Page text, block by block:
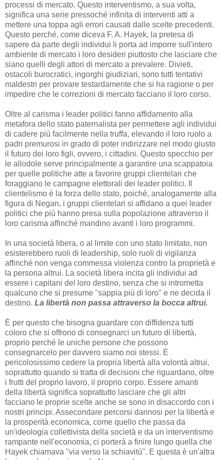
processi di mercato. Questo interventismo, a sua volta,
significa una serie pressoché infinita di interventi atti a
mettere una toppa agli errori causati dalle scelte precedenti.
Questo perché, come diceva F. A. Hayek, la pretesa di
sapere da parte degli individui li porta ad imporre sull'intero
ambiente di mercato i loro desideri piuttosto che lasciare che
siano quelli degli attori di mercato a prevalere. Divieti,
ostacoli burocratici, ingorghi giudiziari, sono tutti tentativi
maldestri per provare testardamente che si ha ragione o per
impedire che le correzioni di mercato facciano il loro corso.
Oltre al carisma i leader politici fanno affidamento alla
metafora dello stato paternalista per permettere agli individui
di cadere più facilmente nella truffa, elevando il loro ruolo a
padri premurosi in grado di poter indirizzare nel modo giusto
il futuro dei loro figli, ovvero, i cittadini. Questo specchio per
le allodole serve principalmente a garantire una scappatoia
per quelle politiche atte a favorire gruppi clientelari che
foraggiano le campagne elettorali dei leader politici. Il
clientelismo è la forza dello stato, poiché, analogamente alla
figura di Negan, i gruppi clientelari si affidano a quei leader
politici che più hanno presa sulla popolazione attraverso il
loro carisma affinché mandino avanti i loro programmi.
In una società libera, o al limite con uno stato limitato, non
esisterebbero ruoli di leadership, solo ruoli di vigilanza
affinché non venga commessa violenza contro la proprietà e
la persona altrui. La società libera incita gli individui ad
essere i capitani del loro destino, senza che si intrometta
qualcuno che si presume "sappia più di loro" e ne decida il
destino. La libertà non passa attraverso la bocca altrui.
È per questo che bisogna guardare con diffidenza tutti
coloro che si offrono di consegnarci un futuro di libertà,
proprio perché le uniche persone che possono
consegnarcelo per davvero siamo noi stessi. È
pericolosissimo cedere la propria libertà alla volontà altrui,
soprattutto quando si tratta di decisioni che riguardano, oltre
i frutti del proprio lavoro, il proprio corpo. Essere amanti
della libertà significa soprattutto lasciare che gli altri
facciano le proprie scelte anche se sono in disaccordo con i
nostri principi. Assecondare percorsi dannosi per la libertà e
la prosperità economica, come quello che passa da
un'ideologia collettivista della società e da un interventismo
rampante nell'economia, ci porterà a finire lungo quella che
Hayek chiamava "via verso la schiavitù". E questa è un'altra